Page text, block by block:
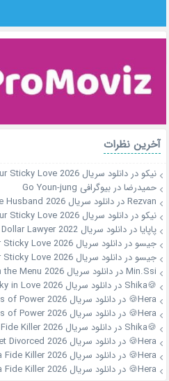
آخرین نظرات
نیکو دردانلود سریال Our Sticky Love 2026
حمیدرضادربیوگرافی Go Youn-jung
Rezvanدردانلود سریال The Husband 2026
نیکو دردانلود سریال Our Sticky Love 2026
پاپایادردانلود سریال One Dollar Lawyer 2022
جیسو دردانلود سریال Our Sticky Love 2026
جیسو دردانلود سریال Our Sticky Love 2026
Min.Ssiدردانلود سریال Love on the Menu 2026
🍪Shika
دردانلود سریال Spooky in Love 2026
Hera🍪
دردانلود سریال Blossoms of Power 2026
Hera🍪
دردانلود سریال Blossoms of Power 2026
🍪Shika
دردانلود سریال A Bona Fide Killer 2026
Hera🍪
دردانلود سریال OK! Let’s Get Divorced 2026
Hera🍪
دردانلود سریال A Bona Fide Killer 2026
Hera🍪
دردانلود سریال A Bona Fide Killer 2026